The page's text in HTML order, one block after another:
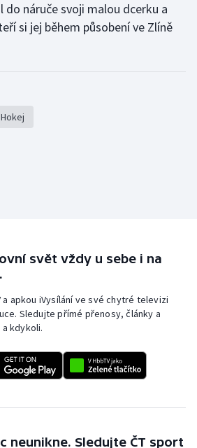
do náruče svoji malou dcerku a
si jej během působení ve Zlíně
Hokej
svět vždy u sebe i na
a apkou iVysílání ve své chytré televizi
Sledujte přímé přenosy, články a
kdykoli.
neunikne. Sledujte ČT sport